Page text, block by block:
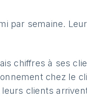
par semaine.
chiffres à ses
chez le
clients